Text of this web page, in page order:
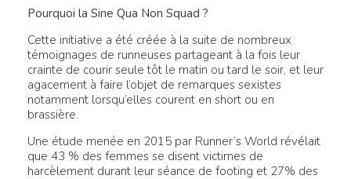
Pourquoi la Sine Qua Non Squad ?
Cette initiative a été créée à la suite de nombreux
témoignages de runneuses partageant à la fois leur
crainte de courir seule tôt le matin ou tard le soir, et leur
agacement à faire l’objet de remarques sexistes
notamment lorsqu’elles courent en short ou en
brassière.
Une étude menée en 2015 par Runner’s World révélait
que 43 % des femmes se disent victimes de
harcèlement durant leur séance de footing et 27% des